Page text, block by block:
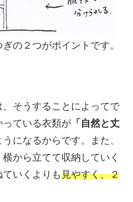
ぎの２つがポイントです。
そうすることによってで
っている衣類が 「自然と丈
うになるからです。また、
から立てて収納していく
いくよりも見やすく、２